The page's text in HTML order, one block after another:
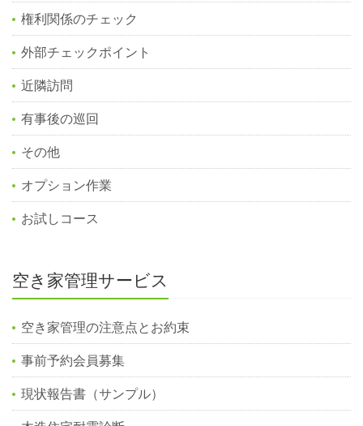
権利関係のチェック
外部チェックポイント
近隣訪問
有事後の巡回
その他
オプション作業
お試しコース
空き家管理サービス
空き家管理の注意点とお約束
事前予約会員募集
現状報告書（サンプル）